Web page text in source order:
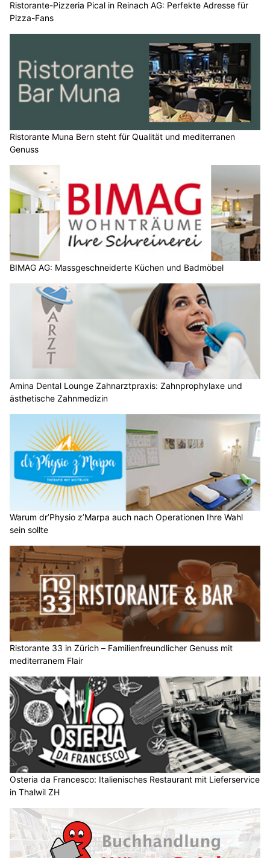
Ristorante-Pizzeria Pical in Reinach AG: Perfekte Adresse für
Pizza-Fans
Ristorante Muna Bern steht für Qualität und mediterranen
Genuss
BIMAG AG: Massgeschneiderte Küchen und Badmöbel
Amina Dental Lounge Zahnarztpraxis: Zahnprophylaxe und
ästhetische Zahnmedizin
Warum dr’Physio z’Marpa auch nach Operationen Ihre Wahl
sein sollte
Ristorante 33 in Zürich – Familienfreundlicher Genuss mit
mediterranem Flair
Osteria da Francesco: Italienisches Restaurant mit Lieferservice
in Thalwil ZH